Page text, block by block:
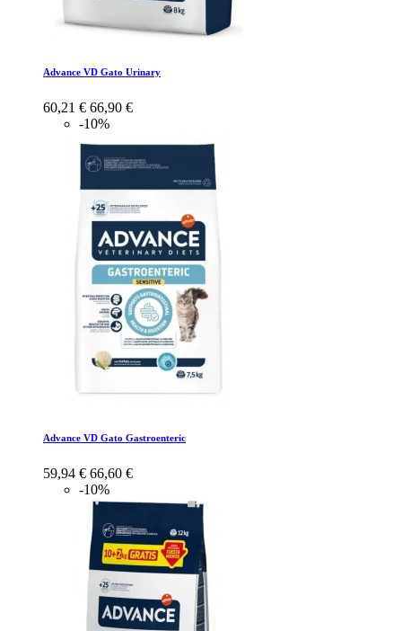
Advance VD Gato Urinary
60,21 € 66,90 €
-10%
Advance VD Gato Gastroenteric
59,94 € 66,60 €
-10%